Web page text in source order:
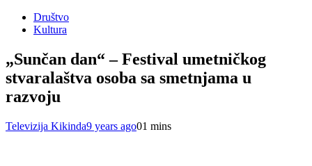
Društvo
Kultura
„Sunčan dan“ – Festival umetničkog
stvaralaštva osoba sa smetnjama u
razvoju
Televizija Kikinda9 years ago01 mins